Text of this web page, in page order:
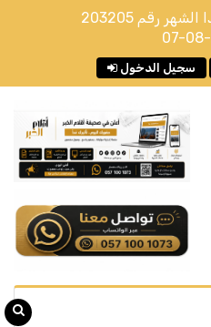
الشهر رقم 203205
07-
سجيل الدخول